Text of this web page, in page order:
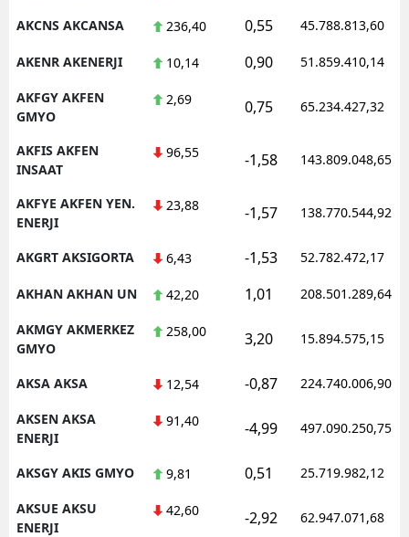
AKCNS AKCANSA 236,40 0,55 45.788.813,60
AKENR AKENERJI 10,14 0,90 51.859.410,14
AKFGY AKFEN
GMYO
2,69 0,75 65.234.427,32
AKFIS AKFEN
INSAAT
96,55 -1,58 143.809.048,65
AKFYE AKFEN YEN.
ENERJI
23,88 -1,57 138.770.544,92
AKGRT AKSIGORTA 6,43 -1,53 52.782.472,17
AKHAN AKHAN UN 42,20 1,01 208.501.289,64
AKMGY AKMERKEZ
GMYO
258,00 3,20 15.894.575,15
AKSA AKSA 12,54 -0,87 224.740.006,90
AKSEN AKSA
ENERJI
91,40 -4,99 497.090.250,75
AKSGY AKIS GMYO 9,81 0,51 25.719.982,12
AKSUE AKSU
ENERJI
42,60 -2,92 62.947.071,68